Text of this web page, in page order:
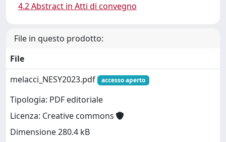
4.2 Abstract in Atti di convegno
File in questo prodotto:
File
melacci_NESY2023.pdf
accesso aperto
Tipologia: PDF editoriale
Licenza: Creative commons
Dimensione 280.4 kB